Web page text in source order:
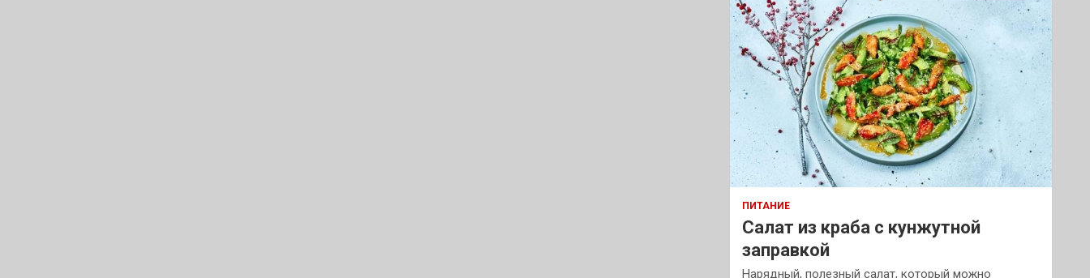
ПИТАНИЕ
Салат из краба с кунжутной
заправкой
Нарядный, полезный салат, который можно